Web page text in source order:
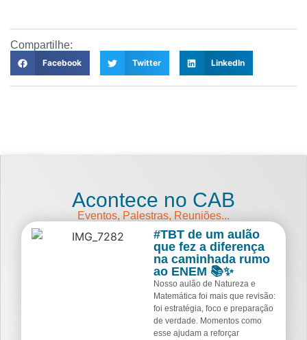
Compartilhe:
Facebook Twitter LinkedIn
Acontece no CAB
Eventos, Palestras, Reuniões...
#TBT de um aulão
que fez a diferença
na caminhada rumo
ao ENEM 📚✨
Nosso aulão de Natureza e
Matemática foi mais que revisão:
foi estratégia, foco e preparação
de verdade. Momentos como
esse ajudam a reforçar